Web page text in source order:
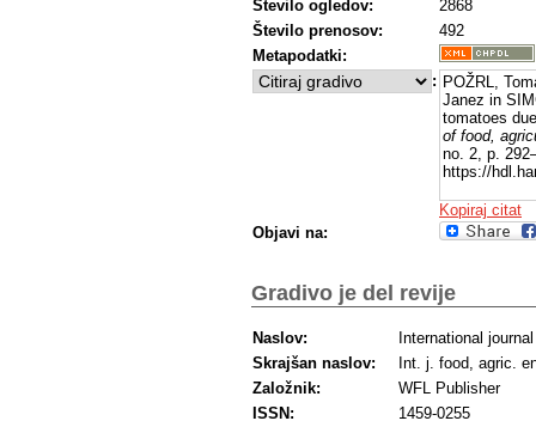
Število ogledov:
2868
Število prenosov:
492
Metapodatki:
: POŽRL,
Janez in
tomatoes
of food,
no. 2, p.
https://
Kopiraj citat
Objavi na:
Gradivo je del revije
Naslov:
International
Skrajšan naslov:
Int. j. food, agric.
Založnik:
WFL Publisher
ISSN:
1459-0255